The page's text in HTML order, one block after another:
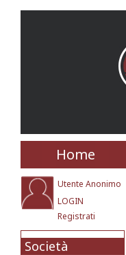
Home
Utente Anonimo
LOGIN
Registrati
Società